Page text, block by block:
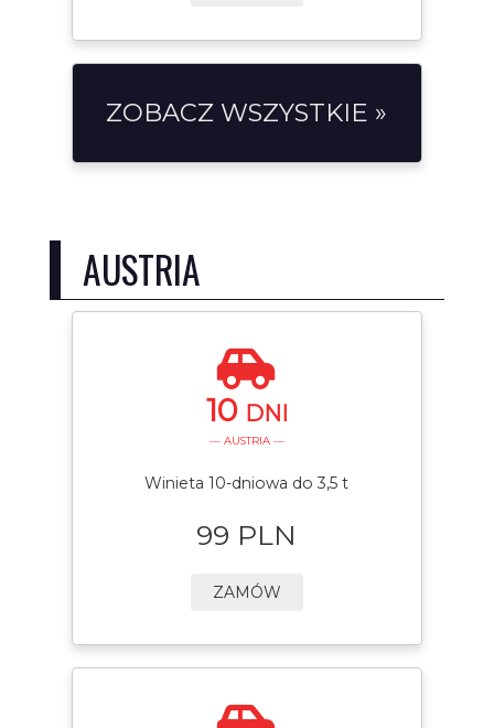
ZOBACZ WSZYSTKIE »
AUSTRIA
10 DNI
— AUSTRIA —
Winieta 10-dniowa do 3,5 t
99 PLN
ZAMÓW